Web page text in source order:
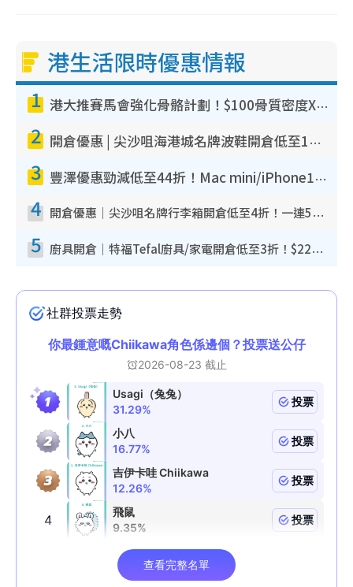
港生活限時優惠情報
1 港大推賽馬會強化骨骼計劃！$100骨質密度X光檢查 完成免費運動訓練送超市禮券！附參加資格
2 開倉優惠 | 尖沙咀海港城名牌波鞋開倉低至1折！On鞋$899起／Joy&Peace鞋履$98起
3 豐澤優惠勁減低至44折！Mac mini/iPhone17Pro大減價！廚房家電$220起
4 開倉優惠｜尖沙咀名牌行李箱開倉低至4折！一連5日 American Tourister/ace./Hallmark $200起！
5 廚具開倉｜特福Tefal廚具/家電開倉低至3折！$220起買平底鍋/炒鑊/湯煲！電飯煲/吸塵機/燙斗$418起